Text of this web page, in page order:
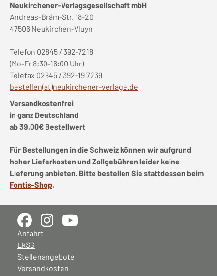
Neukirchener-Verlagsgesellschaft mbH
Andreas-Bräm-Str. 18-20
47506 Neukirchen-Vluyn
Telefon 02845 / 392-7218
(Mo-Fr 8:30-16:00 Uhr)
Telefax 02845 / 392-19 7239
bestellen(at)neukirchener-verlage.de
Versandkostenfrei
in ganz Deutschland
ab 39,00€ Bestellwert
Für Bestellungen in die Schweiz können wir aufgrund
hoher Lieferkosten und Zollgebühren leider keine
Lieferung anbieten. Bitte bestellen Sie stattdessen beim
Fontis-Shop.
Anfahrt
LkSG
Stellenangebote
Versandkosten